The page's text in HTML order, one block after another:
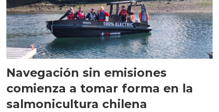
Navegación sin emisiones
comienza a tomar forma en la
salmonicultura chilena